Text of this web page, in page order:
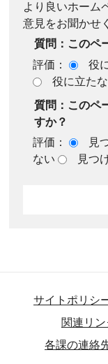
より良いホーム
意見をお聞かせ
質問：このペ
評価：
役
役に立た
質問：このペ
すか？
評価：
見
ない
見つ
サイトポリシ
関連リ
各課の連絡